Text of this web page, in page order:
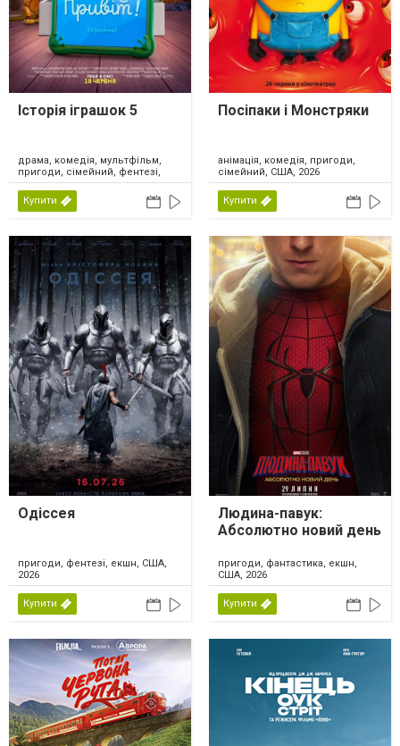
Історія іграшок 5
драма, комедія, мультфільм,
пригоди, сімейний, фентезі,
США, 2026
Купити
Посіпаки і Монстряки
анімація, комедія, пригоди,
сімейний, США, 2026
Купити
Одіссея
пригоди, фентезі, екшн, США,
2026
Купити
Людина-павук:
Абсолютно новий день
пригоди, фантастика, екшн,
США, 2026
Купити